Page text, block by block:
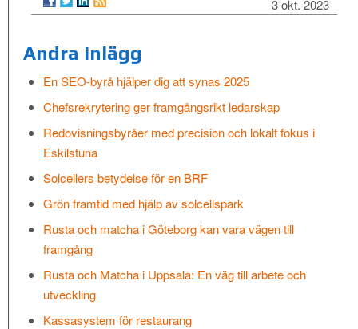
3 okt. 2023
Andra inlägg
En SEO-byrå hjälper dig att synas 2025
Chefsrekrytering ger framgångsrikt ledarskap
Redovisningsbyråer med precision och lokalt fokus i
Eskilstuna
Solcellers betydelse för en BRF
Grön framtid med hjälp av solcellspark
Rusta och matcha i Göteborg kan vara vägen till
framgång
Rusta och Matcha i Uppsala: En väg till arbete och
utveckling
Kassasystem för restaurang